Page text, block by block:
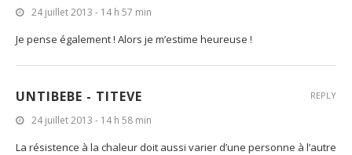
24 juillet 2013 - 14 h 57 min
Je pense également ! Alors je m’estime heureuse !
UNTIBEBE - TITEVE
24 juillet 2013 - 14 h 58 min
La résistence à la chaleur doit aussi varier d’une personne à l’autre
REPLY